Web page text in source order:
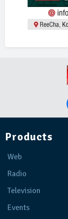
Products
Web
Radio
Television
Events